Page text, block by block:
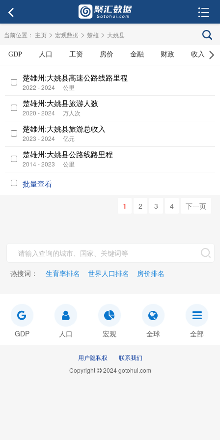
当前位置： 主页 > 宏观数据 > 楚雄 > 大姚县
GDP 人口 工资 房价 金融 财政 收入
楚雄州:大姚县高速公路线路里程
2022 - 2024 公里
楚雄州:大姚县旅游人数
2020 - 2024 万人次
楚雄州:大姚县旅游总收入
2023 - 2024 亿元
楚雄州:大姚县公路线路里程
2014 - 2023 公里
批量查看
1 2 3 4 下一页
热搜词： 生育率排名 世界人口排名 房价排名
GDP 人口 宏观 全球 全部
用户隐私权
联系我们
Copyright
2024 gotohui.com